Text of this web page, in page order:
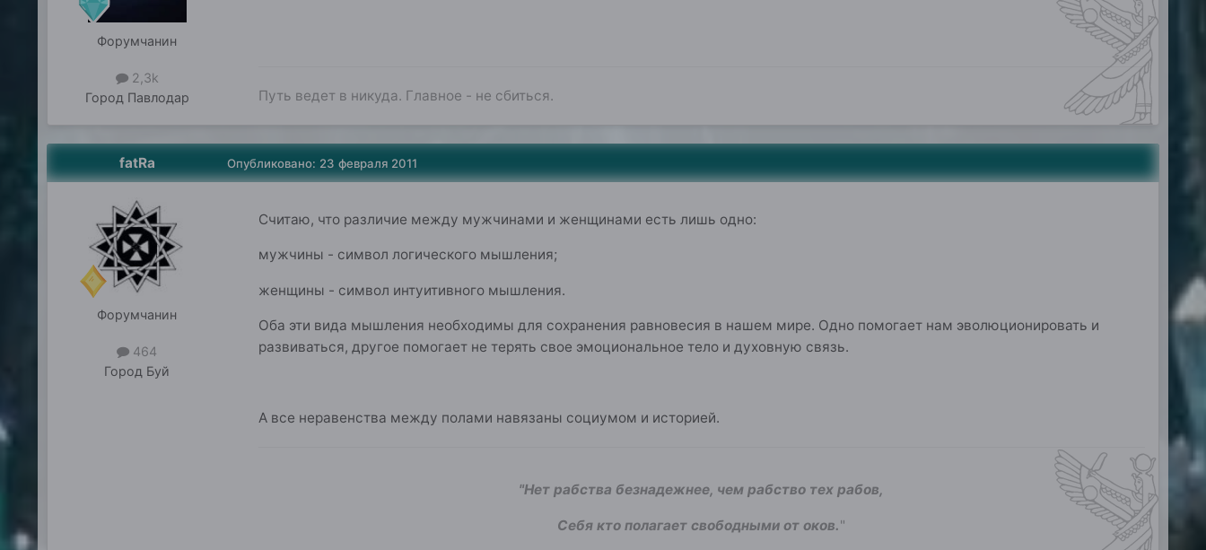
Форумчанин
2,3k
Город Павлодар Путь ведет в никуда. Главное - не сбиться.
fatRa
Форумчанин
464
Город Буй
Опубликовано: 23 февраля 2011
Считаю, что различие между мужчинами и женщинами есть лишь одно:
мужчины - символ логического мышления;
женщины - символ интуитивного мышления.
Оба эти вида мышления необходимы для сохранения равновесия в нашем мире. Одно помогает нам эволюционировать и
развиваться, другое помогает не терять свое эмоциональное тело и духовную связь.
А все неравенства между полами навязаны социумом и историей.
"Нет рабства безнадежнее, чем рабство тех рабов,
Себя кто полагает свободными от оков."